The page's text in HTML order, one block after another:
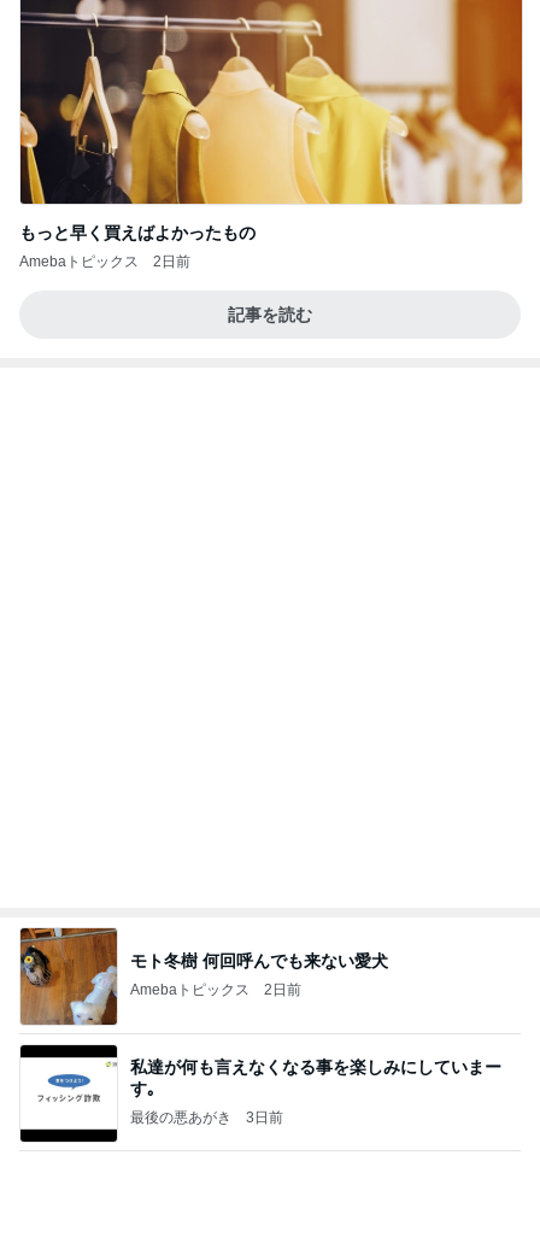
もっと早く買えばよかったもの
Amebaトピックス 2日前
記事を読む
モト冬樹 何回呼んでも来ない愛犬
Amebaトピックス 2日前
私達が何も言えなくなる事を楽しみにしていまー
す｡
最後の悪あがき 3日前